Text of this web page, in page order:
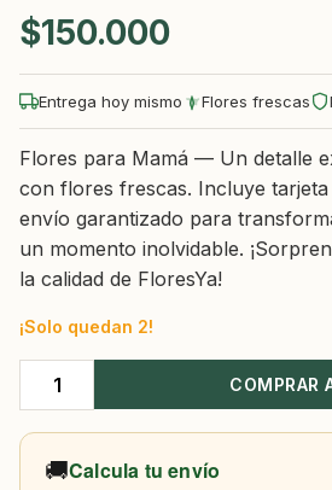
$150.000
Entrega hoy mismo Flores frescas
Flores para Mamá — Un detalle
con flores frescas. Incluye
envío garantizado para
un momento inolvidable.
la calidad de FloresYa!
¡Solo quedan 2!
Flores
para
Mamá
COMPRAR
🚚Calcula tu envío